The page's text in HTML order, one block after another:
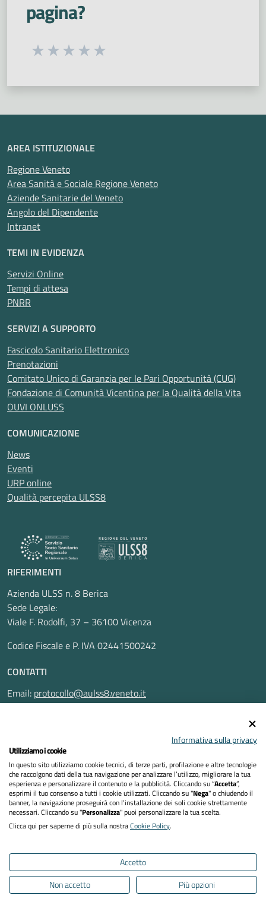
pagina?
Seleziona una valutazione da 1 a 5 stelle
AREA ISTITUZIONALE
Regione Veneto
Area Sanità e Sociale Regione Veneto
Aziende Sanitarie del Veneto
Angolo del Dipendente
Intranet
TEMI IN EVIDENZA
Servizi Online
Tempi di attesa
PNRR
SERVIZI A SUPPORTO
Fascicolo Sanitario Elettronico
Prenotazioni
Comitato Unico di Garanzia per le Pari Opportunità (CUG)
Fondazione di Comunità Vicentina per la Qualità della Vita
OUVI ONLUSS
COMUNICAZIONE
News
Eventi
URP online
Qualità percepita ULSS8
RIFERIMENTI
Azienda ULSS n. 8 Berica
Sede Legale:
Viale F. Rodolfi, 37 – 36100 Vicenza
Codice Fiscale e P. IVA 02441500242
CONTATTI
Email: protocollo@aulss8.veneto.it
Pec:protocollo.aulss8@pecveneto.it
Privacy Policy
Dichiarazione di accessibilità
Mappa del sito
Informativa sulla privacy
Utilizziamo i cookie
In questo sito utilizziamo cookie tecnici, di terze parti, profilazione e altre tecnologie
che raccolgono dati della tua navigazione per analizzare l’utilizzo, migliorare la tua
esperienza e personalizzare il contenuto e la pubblicità. Cliccando su “Accetta”,
esprimi il tuo consenso a tutti i cookie utilizzati. Cliccando su "Nega" o chiudendo il
banner, la navigazione proseguirà con l’installazione dei soli cookie strettamente
necessari. Cliccando su "Personalizza" puoi personalizzare la tua scelta.
Clicca qui per saperne di più sulla nostraCookie Policy.
Accetto
Non accetto
Più opzioni